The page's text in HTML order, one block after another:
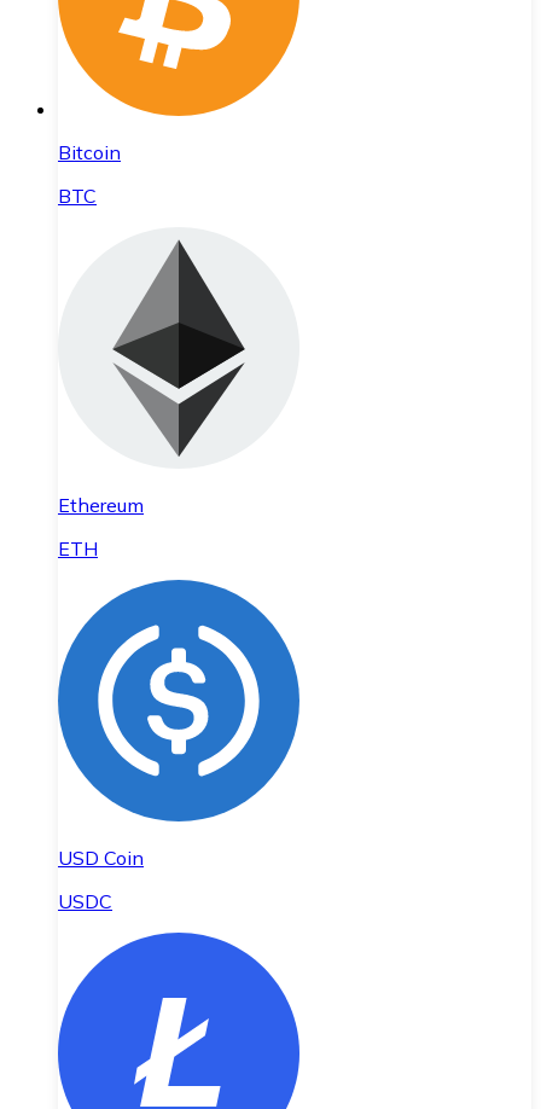
Bitcoin
BTC
Ethereum
ETH
USD Coin
USDC